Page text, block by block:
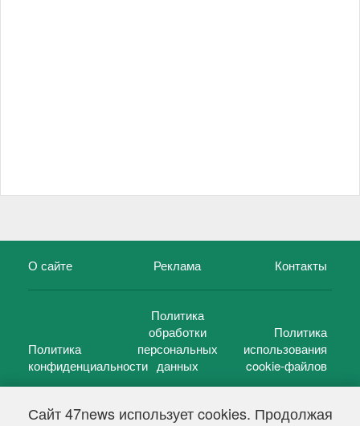
Сайт 47news использует cookies. Продолжая
О сайте Реклама Контакты
Политика
конфиденциальности
Политика
обработки
персональных
данных
Политика
использования
cookie-файлов